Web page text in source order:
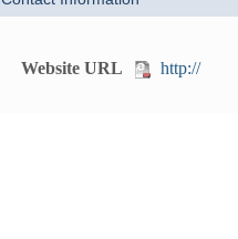
Website URL http://